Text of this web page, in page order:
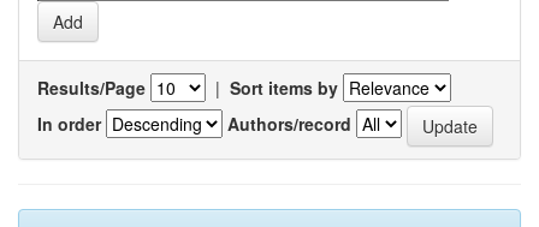
Results/Page | Sort items by
In order
Authors/record